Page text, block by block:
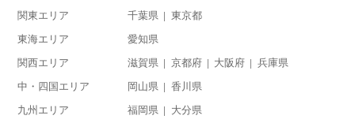
関東エリア 千葉県 東京都
東海エリア 愛知県
関西エリア 滋賀県 京都府 大阪府 兵庫県
中・四国エリア 岡山県 香川県
九州エリア 福岡県 大分県